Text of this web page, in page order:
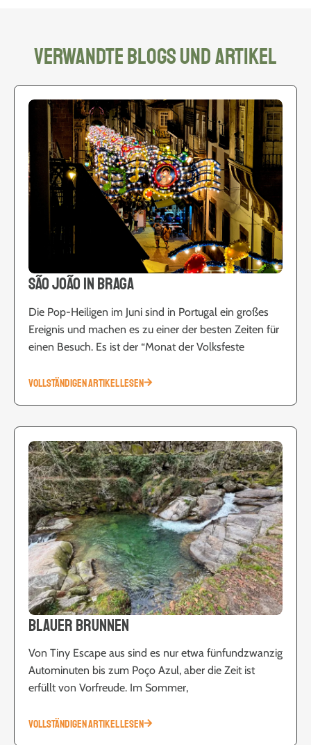
Verwandte Blogs und Artikel
São João in Braga
Die Pop-Heiligen im Juni sind in Portugal ein großes
Ereignis und machen es zu einer der besten Zeiten für
einen Besuch. Es ist der “Monat der Volksfeste
VOLLSTÄNDIGEN ARTIKEL LESEN
Blauer Brunnen
Von Tiny Escape aus sind es nur etwa fünfundzwanzig
Autominuten bis zum Poço Azul, aber die Zeit ist
erfüllt von Vorfreude. Im Sommer,
VOLLSTÄNDIGEN ARTIKEL LESEN